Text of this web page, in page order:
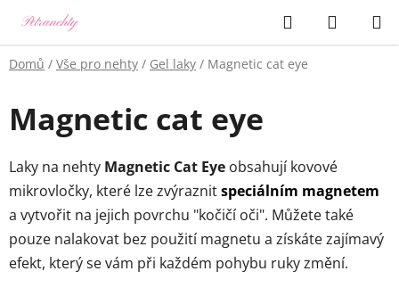
obsah
Hledat
KOŠÍK
Domů / Vše pro nehty / Gel laky / Magnetic cat eye
Magnetic cat eye
Laky na nehty Magnetic Cat Eye obsahují kovové
mikrovločky, které lze zvýraznitspeciálním magnetem
a vytvořit na jejich povrchu "kočičí oči". Můžete také
pouze nalakovat bez použití magnetu a získáte zajímavý
efekt, který se vám při každém pohybu ruky změní.